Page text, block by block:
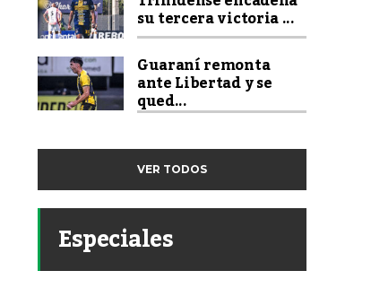
su tercera victoria ...
Guaraní remonta
ante Libertad y se
qued...
VER TODOS
Especiales